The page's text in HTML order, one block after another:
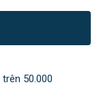
50.000